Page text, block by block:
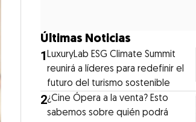
Últimas Noticias
1LuxuryLab ESG Climate Summit
reunirá a líderes para redefinir el
futuro del turismo sostenible
2¿Cine Ópera a la venta? Esto
sabemos sobre quién podrá